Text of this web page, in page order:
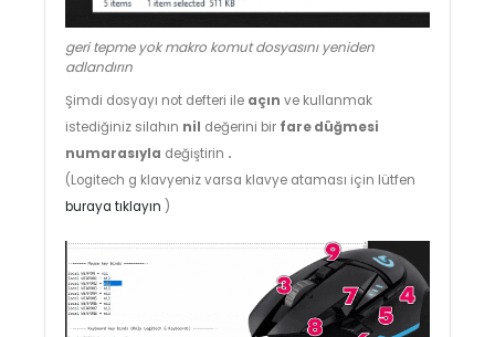
geri tepme yok makro komut dosyasını yeniden
adlandırın
Şimdi dosyayı not defteri ile açın ve kullanmak
istediğiniz silahın nil değerini bir fare düğmesi
numarasıyla değiştirin .
(Logitech g klavyeniz varsa klavye ataması için lütfen
buraya tıklayın )